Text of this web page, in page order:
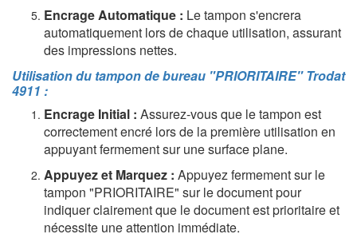
Encrage Automatique : Le tampon s'encrera
automatiquement lors de chaque utilisation, assurant
des impressions nettes.
Utilisation du tampon de bureau "PRIORITAIRE" Trodat
4911 :
Encrage Initial : Assurez-vous que le tampon est
correctement encré lors de la première utilisation en
appuyant fermement sur une surface plane.
Appuyez et Marquez : Appuyez fermement sur le
tampon "PRIORITAIRE" sur le document pour
indiquer clairement que le document est prioritaire et
nécessite une attention immédiate.